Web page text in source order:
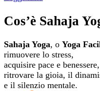
Cos’è Sahaja
Sahaja Yoga, o Yoga
rimuovere lo stress,
acquisire pace e benessere,
ritrovare la gioia, il
e il silenzio mentale.